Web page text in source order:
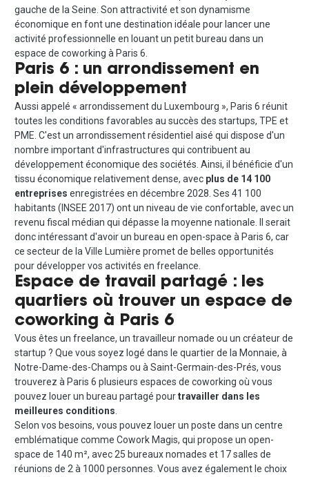
gauche de la Seine. Son attractivité et son dynamisme
économique en font une destination idéale pour lancer une
activité professionnelle en louant un petit bureau dans un
espace de coworking à Paris 6.
Paris 6 : un arrondissement en
plein développement
Aussi appelé « arrondissement du Luxembourg », Paris 6 réunit
toutes les conditions favorables au succès des startups, TPE et
PME. C'est un arrondissement résidentiel aisé qui dispose d'un
nombre important d'infrastructures qui contribuent au
développement économique des sociétés. Ainsi, il bénéficie d'un
tissu économique relativement dense, avec plus de 14 100
entreprises enregistrées en décembre 2028. Ses 41 100
habitants (INSEE 2017) ont un niveau de vie confortable, avec un
revenu fiscal médian qui dépasse la moyenne nationale. Il serait
donc intéressant d'avoir un bureau en open-space à Paris 6, car
ce secteur de la Ville Lumière promet de belles opportunités
pour développer vos activités en freelance.
Espace de travail partagé : les
quartiers où trouver un espace de
coworking à Paris 6
Vous êtes un freelance, un travailleur nomade ou un créateur de
startup ? Que vous soyez logé dans le quartier de la Monnaie, à
Notre-Dame-des-Champs ou à Saint-Germain-des-Prés, vous
trouverez à Paris 6 plusieurs espaces de coworking où vous
pouvez louer un bureau partagé pourtravailler dans les
meilleures conditions
Selon vos besoins, vous pouvez louer un poste dans un centre
emblématique comme Cowork Magis, qui propose un open-
space de 140 m², avec 25 bureaux nomades et 17 salles de
réunions de 2 à 1000 personnes. Vous avez également le choix